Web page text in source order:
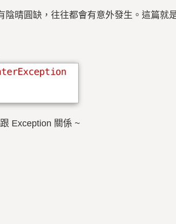
晴圓缺，往往都會有意外發生。這篇就
Exception 關係 ~